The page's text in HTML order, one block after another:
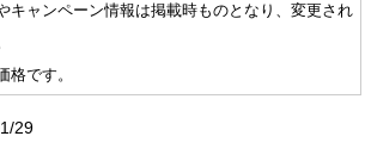
キャンペーン情報は掲載時ものとなり、変更され
です。
29